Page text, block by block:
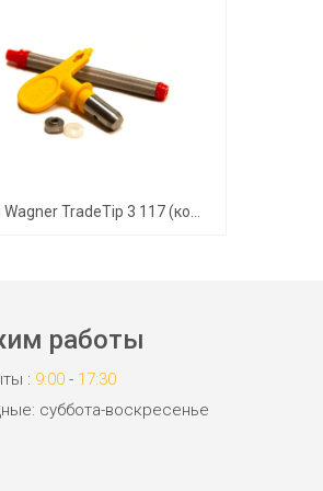
Сопло Wagner TradeTip 3 117 (комплект)
работы
: 9:00 - 17:30
суббота-воскресенье